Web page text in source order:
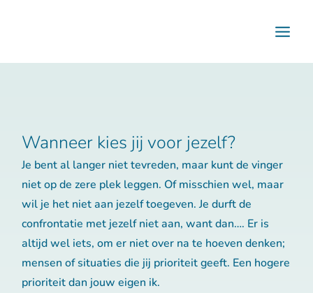
Wanneer kies jij voor jezelf?
Je bent al langer niet tevreden, maar kunt de vinger
niet op de zere plek leggen. Of misschien wel, maar
wil je het niet aan jezelf toegeven. Je durft de
confrontatie met jezelf niet aan, want dan…. Er is
altijd wel iets, om er niet over na te hoeven denken;
mensen of situaties die jij prioriteit geeft. Een hogere
prioriteit dan jouw eigen ik.